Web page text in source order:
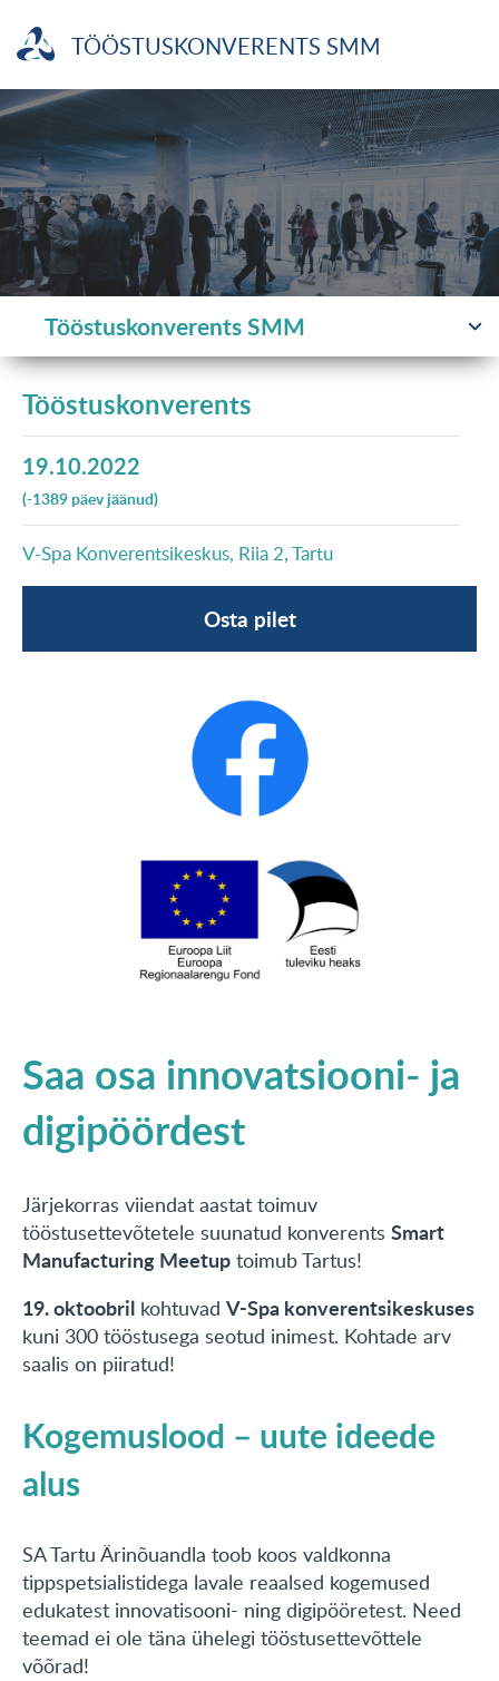
TÖÖSTUSKONVERENTS SMM
Tööstuskonverents SMM
Tööstuskonverents
19.10.2022
(-1389 päev jäänud)
V-Spa Konverentsikeskus, Riia 2, Tartu
Osta pilet
Saa osa innovatsiooni- ja
digipöördest
Järjekorras viiendat aastat toimuv
tööstusettevõtetele suunatud konverents Smart
Manufacturing Meetup toimub Tartus!
19. oktoobril kohtuvad V-Spa konverentsikeskuses
kuni 300 tööstusega seotud inimest. Kohtade arv
saalis on piiratud!
Kogemuslood – uute ideede
alus
SA Tartu Ärinõuandla toob koos valdkonna
tippspetsialistidega lavale reaalsed kogemused
edukatest innovatisooni- ning digipööretest. Need
teemad ei ole täna ühelegi tööstusettevõttele
võõrad!